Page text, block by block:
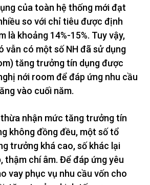
của toàn hệ thống mới đạt
so với chỉ tiêu được định
là khoảng 14%-15%. Tuy vậy,
vẫn có một số NH đã sử dụng
tăng trưởng tín dụng được
nới room để đáp ứng nhu cầu
vào cuối năm.
thừa nhận mức tăng trưởng tín
không đồng đều, một số tổ
trưởng khá cao, số khác lại
thậm chí âm. Để đáp ứng yêu
vay phục vụ nhu cầu vốn cho